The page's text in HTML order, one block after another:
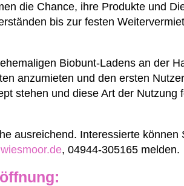
die Chance, ihre Produkte und
bis zur festen
Biobunt-Ladens an der
anzumieten und den ersten
stehen und diese Art der Nutzung
ausreichend. Interessierte
, 04944-305165 melden.